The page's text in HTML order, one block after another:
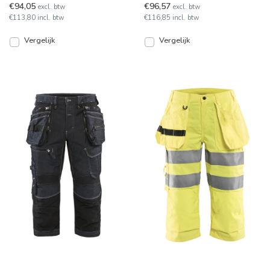
lange broek maar driekwart
€94,05 excl. btw
€113,80 incl. btw
Vergelijk
dan een volle broek m
€96,57 excl. btw
€116,85 incl. btw
Vergelijk